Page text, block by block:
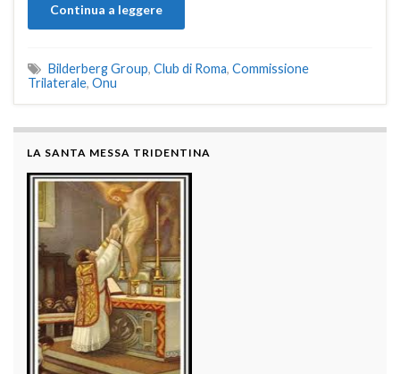
Continua a leggere
Bilderberg Group, Club di Roma, Commissione
Trilaterale, Onu
LA SANTA MESSA TRIDENTINA